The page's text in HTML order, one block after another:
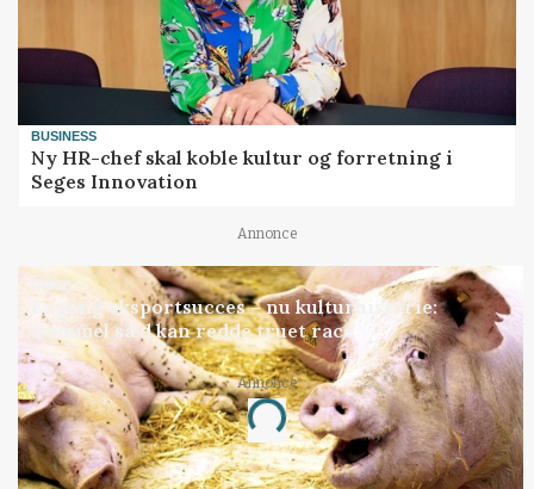
BUSINESS
Ny HR-chef skal koble kultur og forretning i
Seges Innovation
Annonce
GRISE
Engang eksportsucces – nu kulturhistorie:
Gammel sæd kan redde truet race
Annonce
Loading...